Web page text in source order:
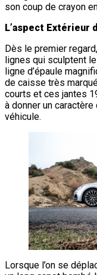
son coup de crayon
L’aspect Extérieur
Dès le premier
lignes qui sculptent
ligne d’épaule
de caisse très
courts et ces jantes
à donner un
véhicule.
Lorsque l’on se